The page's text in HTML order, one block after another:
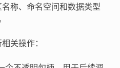
称、命名空间和数据类型
关操作：